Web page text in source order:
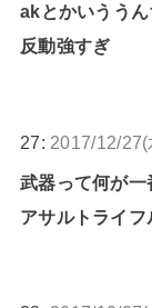
akとかいううん
反動強すぎ
27: 2017/12/
武器って何が一
アサルトライフ